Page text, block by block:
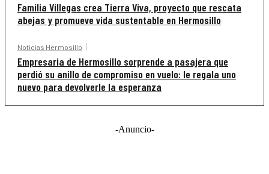
Familia Villegas crea Tierra Viva, proyecto que rescata
abejas y promueve vida sustentable en Hermosillo
Noticias Hermosillo
Empresaria de Hermosillo sorprende a pasajera que
perdió su anillo de compromiso en vuelo: le regala uno
nuevo para devolverle la esperanza
-Anuncio-